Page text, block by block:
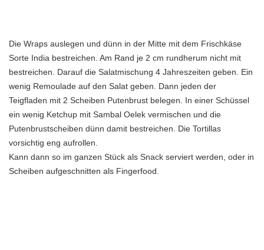
Die Wraps auslegen und dünn in der Mitte mit dem Frischkäse
Sorte India bestreichen. Am Rand je 2 cm rundherum nicht mit
bestreichen. Darauf die Salatmischung 4 Jahreszeiten geben. Ein
wenig Remoulade auf den Salat geben. Dann jeden der
Teigfladen mit 2 Scheiben Putenbrust belegen. In einer Schüssel
ein wenig Ketchup mit Sambal Oelek vermischen und die
Putenbrustscheiben dünn damit bestreichen. Die Tortillas
vorsichtig eng aufrollen.
Kann dann so im ganzen Stück als Snack serviert werden, oder in
Scheiben aufgeschnitten als Fingerfood.